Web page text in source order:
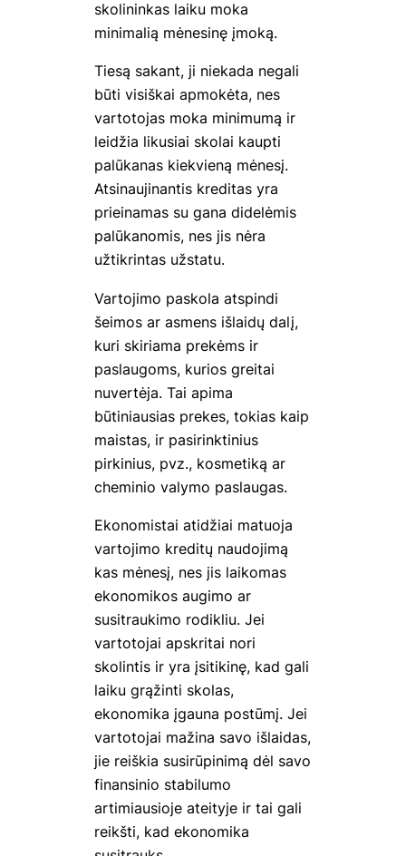
skolininkas laiku moka
minimalią mėnesinę įmoką.
Tiesą sakant, ji niekada negali
būti visiškai apmokėta, nes
vartotojas moka minimumą ir
leidžia likusiai skolai kaupti
palūkanas kiekvieną mėnesį.
Atsinaujinantis kreditas yra
prieinamas su gana didelėmis
palūkanomis, nes jis nėra
užtikrintas užstatu.
Vartojimo paskola atspindi
šeimos ar asmens išlaidų dalį,
kuri skiriama prekėms ir
paslaugoms, kurios greitai
nuvertėja. Tai apima
būtiniausias prekes, tokias kaip
maistas, ir pasirinktinius
pirkinius, pvz., kosmetiką ar
cheminio valymo paslaugas.
Ekonomistai atidžiai matuoja
vartojimo kreditų naudojimą
kas mėnesį, nes jis laikomas
ekonomikos augimo ar
susitraukimo rodikliu. Jei
vartotojai apskritai nori
skolintis ir yra įsitikinę, kad gali
laiku grąžinti skolas,
ekonomika įgauna postūmį. Jei
vartotojai mažina savo išlaidas,
jie reiškia susirūpinimą dėl savo
finansinio stabilumo
artimiausioje ateityje ir tai gali
reikšti, kad ekonomika